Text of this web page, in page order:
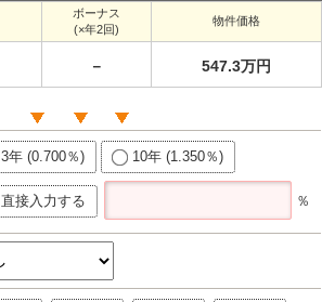
ボーナス
(×年2回)
物件価格
－ 547.3万円
3年 (0.700％) 10年 (1.350％)
直接入力する ％